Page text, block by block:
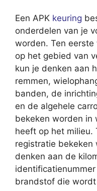
Een APK keuring
onderdelen van je
worden. Ten
op het gebied van
kun je denken aan
remmen,
banden, de
en de algehele
bekeken worden in
heeft op het milieu.
registratie bekeken
denken aan de
brandstof die